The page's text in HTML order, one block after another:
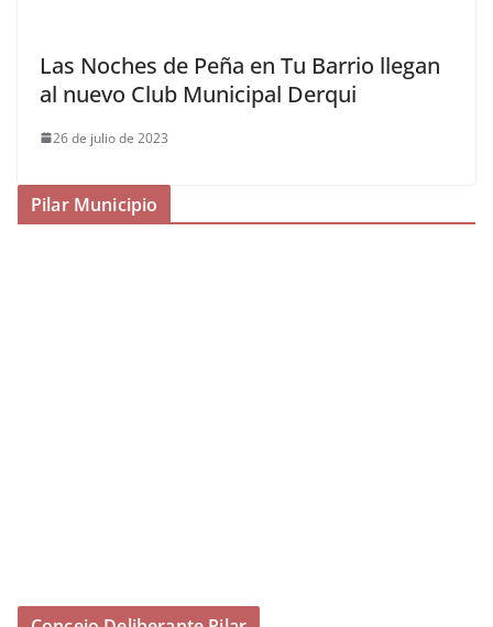
Las Noches de Peña en Tu Barrio llegan
al nuevo Club Municipal Derqui
26 de julio de 2023
Pilar Municipio